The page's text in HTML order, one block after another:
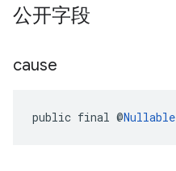
公开字段
cause
public final @Nullable